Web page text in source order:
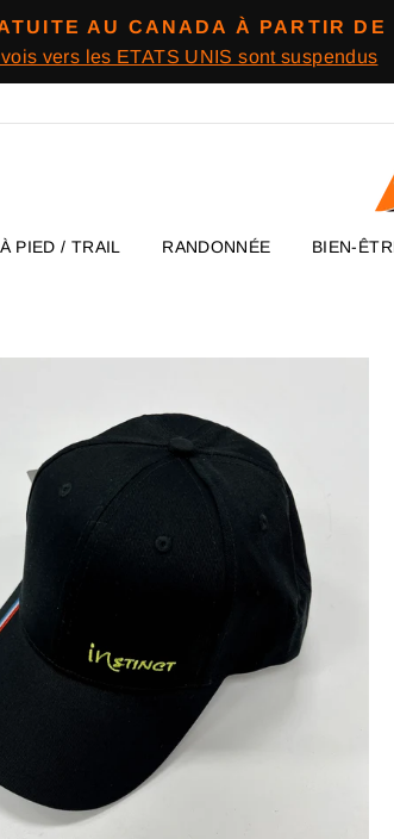
AU CANADA À PARTIR DE
vers les ETATS UNIS sont suspendus
PIED / TRAIL RANDONNÉE BIEN-